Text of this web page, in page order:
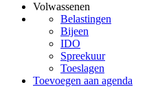
Volwassenen
Belastingen
Bijeen
IDO
Spreekuur
Toeslagen
Toevoegen aan agenda